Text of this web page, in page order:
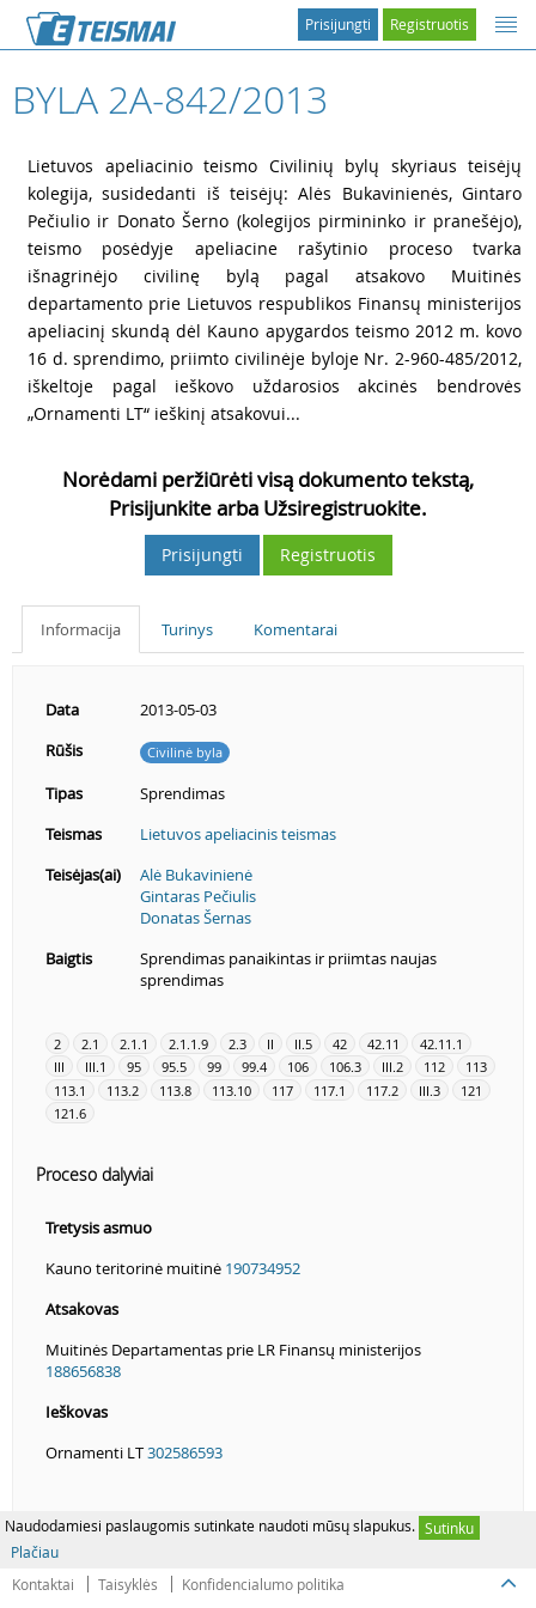
Naudodamiesi paslaugomis sutinkate naudoti mūsų slapukus. Sutinku
Plačiau
Registruotis
Prisijungti
BYLA 2A-842/2013
Lietuvos apeliacinio teismo Civilinių bylų skyriaus teisėjų
kolegija, susidedanti iš teisėjų: Alės Bukavinienės, Gintaro
Pečiulio ir Donato Šerno (kolegijos pirmininko ir pranešėjo),
teismo posėdyje apeliacine rašytinio proceso tvarka
išnagrinėjo civilinę bylą pagal atsakovo Muitinės
departamento prie Lietuvos respublikos Finansų ministerijos
apeliacinį skundą dėl Kauno apygardos teismo 2012 m. kovo
16 d. sprendimo, priimto civilinėje byloje Nr. 2-960-485/2012,
iškeltoje pagal ieškovo uždarosios akcinės bendrovės
„Ornamenti LT“ ieškinį atsakovui...
Norėdami peržiūrėti visą dokumento tekstą,
Prisijunkite arba Užsiregistruokite.
Prisijungti Registruotis
Informacija Turinys Komentarai
Data
2013-05-03
Rūšis
Civilinė byla
Tipas
Sprendimas
Teismas
Lietuvos apeliacinis teismas
Teisėjas(ai)
Alė Bukavinienė
Gintaras Pečiulis
Donatas Šernas
Baigtis
Sprendimas panaikintas ir priimtas naujas
sprendimas
2 2.1 2.1.1 2.1.1.9 2.3 II II.5 42 42.11
42.11.1
III
III.1 95 95.5 99 99.4 106 106.3 III.2 112
113
113.1
113.2 113.8 113.10 117 117.1 117.2 III.3
121
121.6
Proceso dalyviai
Tretysis asmuo
Kauno teritorinė muitinė 190734952
Atsakovas
Muitinės Departamentas prie LR Finansų ministerijos
188656838
Ieškovas
Ornamenti LT302586593
Kontaktai Taisyklės Konfidencialumo politika